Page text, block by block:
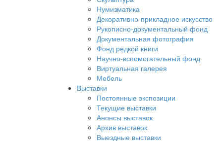
Нумизматика
Декоративно-прикладное искусство
Рукописно-документальный фонд
Документальная фотография
Фонд редкой книги
Научно-вспомогательный фонд
Виртуальная галерея
Мебель
Выставки
Постоянные экспозиции
Текущие выставки
Анонсы выставок
Архив выставок
Выездные выставки